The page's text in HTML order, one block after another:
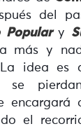
del
Populary
más y
idea es
se
encargará
el